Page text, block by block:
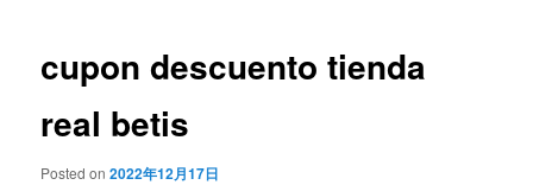
cupon descuento tienda
real betis
Posted on2022年12月17日